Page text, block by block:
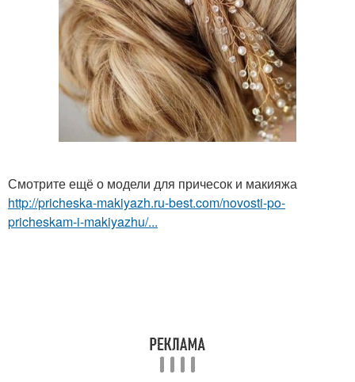
Смотрите ещё о модели для причесок и макияжа
http://pricheska-makiyazh.ru-best.com/novosti-po-
pricheskam-i-makiyazhu/...